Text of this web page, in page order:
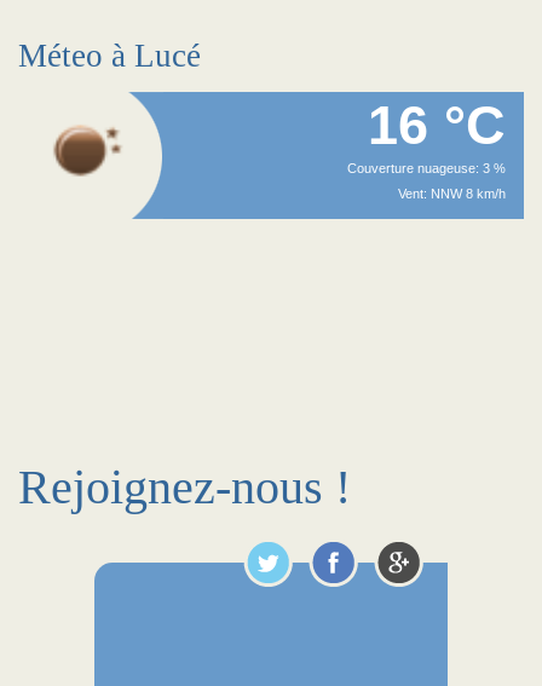
Méteo à Lucé
16 °C
Couverture nuageuse: 3 %
Vent: NNW 8 km/h
Rejoignez-nous !